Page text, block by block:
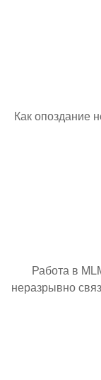
Как опоздание
Работа в
неразрывно